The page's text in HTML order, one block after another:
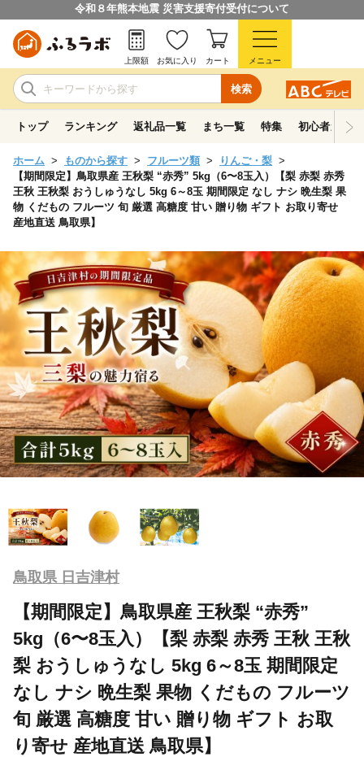
令和８年熊本地震 災害支援寄付受付について
検索
上限額 お気に入り カート メニュー
トップ ランキング 返礼品一覧 まち一覧 特集 初心者ガイド
ホーム ものから探す フルーツ類
りんご・梨
【期間限定】鳥取県産 王秋梨 “赤秀” 5kg（6〜8玉入）【梨 赤梨 赤秀
王秋 王秋梨 おうしゅうなし 5kg 6～8玉 期間限定 なし ナシ 晩生梨 果
物 くだもの フルーツ 旬 厳選 高糖度 甘い 贈り物 ギフト お取り寄せ
産地直送 鳥取県】
鳥取県 日吉津村
【期間限定】鳥取県産 王秋梨 “赤秀”
5kg（6〜8玉入）【梨 赤梨 赤秀 王秋 王秋
梨 おうしゅうなし 5kg 6～8玉 期間限定
なし ナシ 晩生梨 果物 くだもの フルーツ
旬 厳選 高糖度 甘い 贈り物 ギフト お取
り寄せ 産地直送 鳥取県】